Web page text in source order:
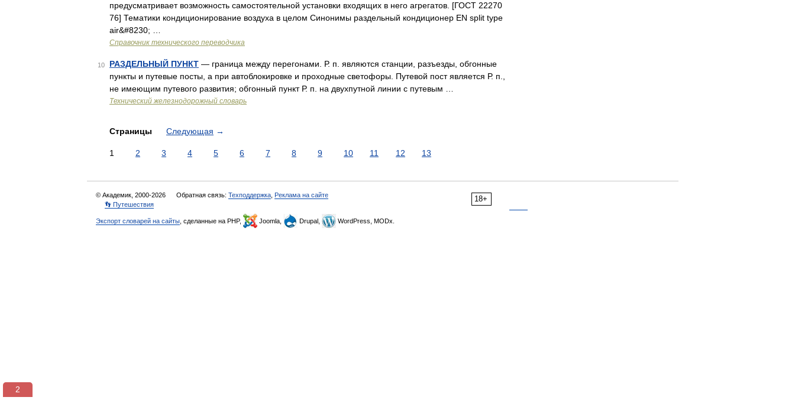
предусматривает возможность самостоятельной установки входящих в него агрегатов. [ГОСТ 22270
76] Тематики кондиционирование воздуха в целом Синонимы раздельный кондиционер EN split type
air&#8230; …
Справочник технического переводчика
10 РАЗДЕЛЬНЫЙ ПУНКТ — граница между перегонами. Р. п. являются станции, разъезды, обгонные
пункты и путевые посты, а при автоблокировке и проходные светофоры. Путевой пост является Р. п.,
не имеющим путевого развития; обгонный пункт Р. п. на двухпутной линии с путевым …
Технический железнодорожный словарь
Страницы Следующая →
1 2 3 4 5 6 7 8 9 10 11 12 13
18+
© Академик, 2000-2026 Обратная связь: Техподдержка Реклама на сайте
👣 Путешествия
Экспорт словарей на сайты , сделанные на PHP, Joomla, Drupal, WordPress, MODx.
2